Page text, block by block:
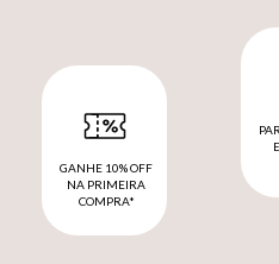
GANHE 10% OFF
NA PRIMEIRA
COMPRA*